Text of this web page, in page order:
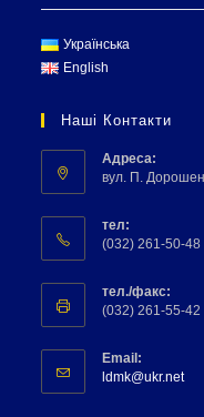
Українська
English
Наші Контакти
Адреса:
вул. П.
тел:
(032) 261-50-48
тел./факс:
(032) 261-55-42
Email:
ldmk@ukr.net